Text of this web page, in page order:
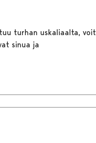
turhan uskaliaalta, voit
sinua ja